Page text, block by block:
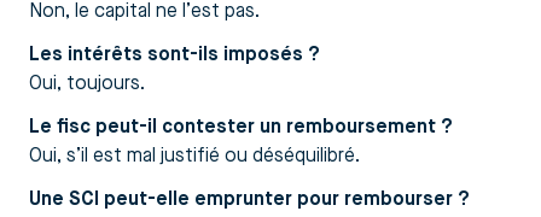
Non, le capital ne l’est pas.
Les intérêts sont-ils imposés ?
Oui, toujours.
Le fisc peut-il contester un remboursement ?
Oui, s’il est mal justifié ou déséquilibré.
Une SCI peut-elle emprunter pour rembourser ?